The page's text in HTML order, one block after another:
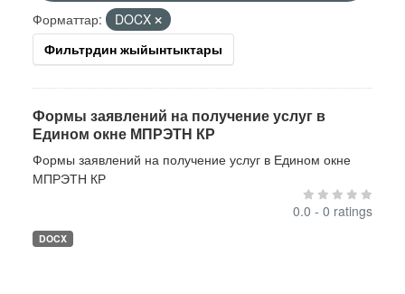
Форматтар:
DOCX
Фильтрдин жыйынтыктары
Формы заявлений на получение услуг в
Едином окне МПРЭТН КР
Формы заявлений на получение услуг в Едином окне
МПРЭТН КР
0.0 - 0 ratings
DOCX